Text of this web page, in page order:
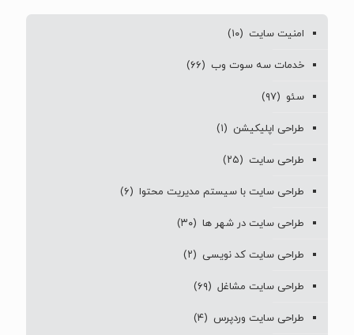
امنیت سایت (۱۰)
خدمات سه سوت وب (۶۶)
سئو (۹۷)
طراحی اپلیکیشن (۱)
طراحی سایت (۲۵)
طراحی سایت با سیستم مدیریت محتوا (۶)
طراحی سایت در شهر ها (۳۰)
طراحی سایت کد نویسی (۲)
طراحی سایت مشاغل (۶۹)
طراحی سایت وردپرس (۴)